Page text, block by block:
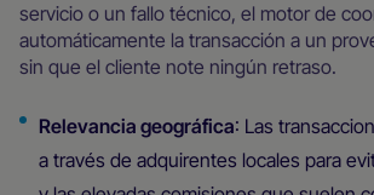
servicio o un fallo técnico, el motor de
automáticamente la transacción a un
sin que el cliente note ningún retraso.
Relevancia geográfica: Las
a través de adquirentes locales para